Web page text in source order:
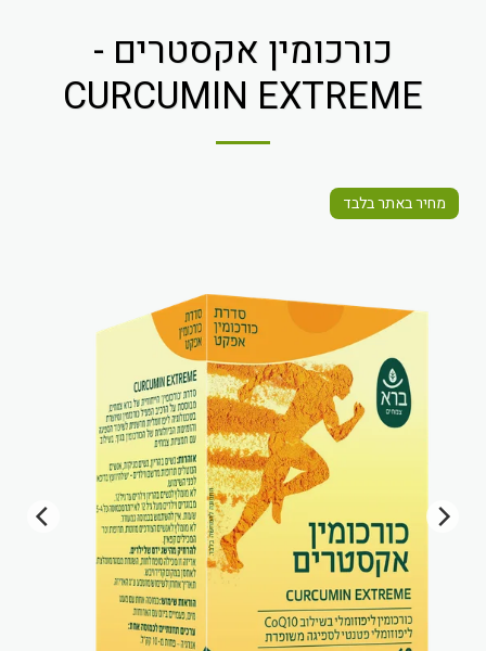
כורכומין אקסטרים -
CURCUMIN EXTREME
מחיר באתר בלבד